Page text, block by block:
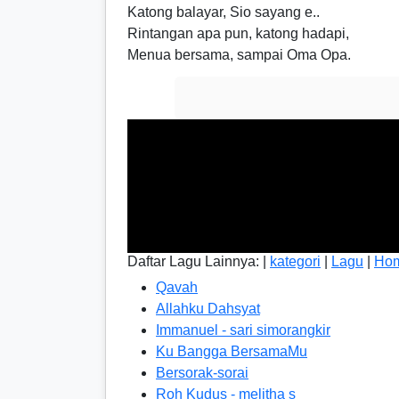
Katong balayar, Sio sayang e..
Rintangan apa pun, katong hadapi,
Menua bersama, sampai Oma Opa.
Daftar Lagu Lainnya: | kategori Lagu
Qavah
Allahku Dahsyat
Immanuel - sari simorangkir
Ku Bangga BersamaMu
Bersorak-sorai
Roh Kudus - melitha s